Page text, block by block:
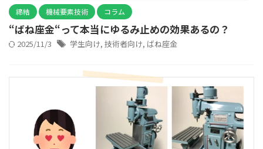
締結 機械要素技術 コラム
“ばね座金“って本当にゆるみ止めの効果あるの？
2025/11/3 学生向け, 技術者向け, ばね座金